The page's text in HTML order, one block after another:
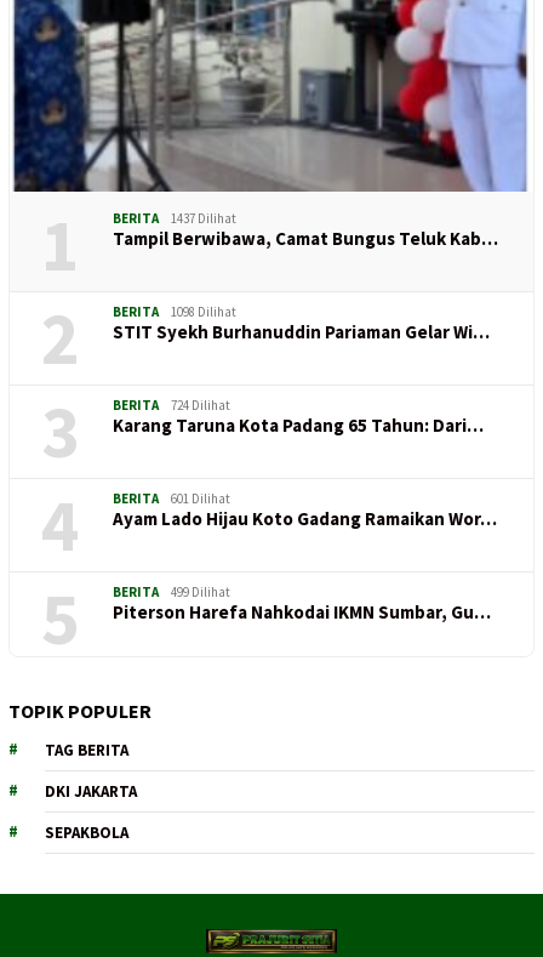
1 BERITA 1437 Dilihat
Tampil Berwibawa, Camat Bungus Teluk Kab…
2 BERITA 1098 Dilihat
STIT Syekh Burhanuddin Pariaman Gelar Wi…
3 BERITA 724 Dilihat
Karang Taruna Kota Padang 65 Tahun: Dari…
4 BERITA 601 Dilihat
Ayam Lado Hijau Koto Gadang Ramaikan Wor…
5 BERITA 499 Dilihat
Piterson Harefa Nahkodai IKMN Sumbar, Gu…
TOPIK POPULER
TAG BERITA
DKI JAKARTA
SEPAKBOLA